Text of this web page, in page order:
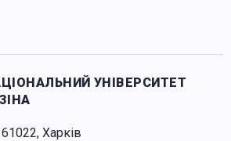
УНІВЕРСИТЕТ
Харків